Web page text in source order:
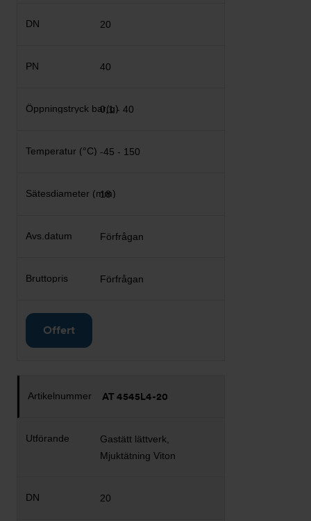
20
40
0,1 - 40
-45 - 150
18
Förfrågan
Förfrågan
Offert
AT 4545L4-20
Gastätt lättverk,
Mjuktätning Viton
20